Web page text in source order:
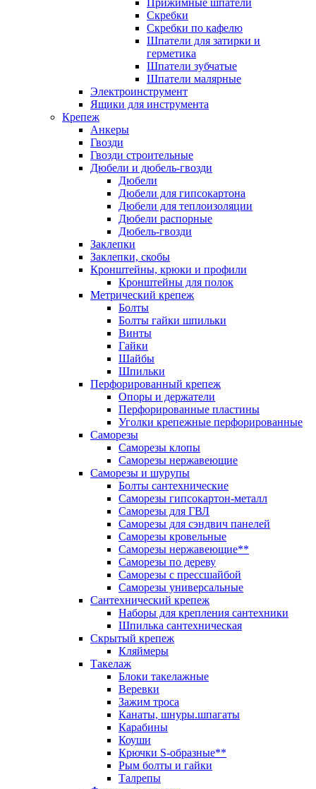
Прижимные шпатели
Скребки
Скребки по кафелю
Шпатели для затирки и
герметика
Шпатели зубчатые
Шпатели малярные
Электроинструмент
Ящики для инструмента
Крепеж
Анкеры
Гвозди
Гвозди строительные
Дюбели и дюбель-гвозди
Дюбели
Дюбели для гипсокартона
Дюбели для теплоизоляции
Дюбели распорные
Дюбель-гвозди
Заклепки
Заклепки, скобы
Кронштейны, крюки и профили
Кронштейны для полок
Метрический крепеж
Болты
Болты гайки шпильки
Винты
Гайки
Шайбы
Шпильки
Перфорированный крепеж
Опоры и держатели
Перфорированные пластины
Уголки крепежные перфорированные
Саморезы
Саморезы клопы
Саморезы нержавеющие
Саморезы и шурупы
Болты сантехнические
Саморезы гипсокартон-металл
Саморезы для ГВЛ
Саморезы для сэндвич панелей
Саморезы кровельные
Саморезы нержавеющие**
Саморезы по дереву
Саморезы с прессшайбой
Саморезы универсальные
Сантехнический крепеж
Наборы для крепления сантехники
Шпилька сантехническая
Скрытый крепеж
Кляймеры
Такелаж
Блоки такелажные
Веревки
Зажим троса
Канаты, шнуры.шпагаты
Карабины
Коуши
Крючки S-образные**
Рым болты и гайки
Талрепы